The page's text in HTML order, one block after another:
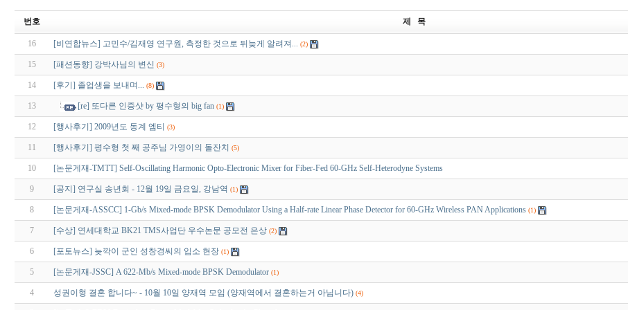
번호
제 목
16 [비연합뉴스] 고민수/김재영 연구원, 측정한 것으로 뒤늦게 알려져... (2)
15 [패션동향] 강박사님의 변신 (3)
14 [후기] 졸업생을 보내며... (8)
13 [re] 또다른 인증샷 by 평수형의 big fan (1)
12 [행사후기] 2009년도 동계 엠티 (3)
11 [행사후기] 평수형 첫 째 공주님 가영이의 돌잔치 (5)
10 [논문게재-TMTT] Self-Oscillating Harmonic Opto-Electronic Mixer for Fiber-Fed 60-GHz Self-Heterodyne Systems
9 [공지] 연구실 송년회 - 12월 19일 금요일, 강남역 (1)
8 [논문게재-ASSCC] 1-Gb/s Mixed-mode BPSK Demodulator Using a Half-rate Linear Phase Detector for 60-GHz Wireless PAN Applications (1)
7 [수상] 연세대학교 BK21 TMS사업단 우수논문 공모전 은상 (2)
6 [포토뉴스] 늦깍이 군인 성창경씨의 입소 현장 (1)
5 [논문게재-JSSC] A 622-Mb/s Mixed-mode BPSK Demodulator (1)
4 성권이형 결혼 합니다~ - 10월 10일 양재역 모임 (양재역에서 결혼하는거 아님니다) (4)